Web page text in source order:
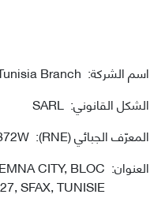
اسم الشركة:
Branch
الشكل القانوني:
SARL
المعرّف الجبائي (RNE)
:
العنوان:
CITY, BLOC
SFAX, TUNISIE